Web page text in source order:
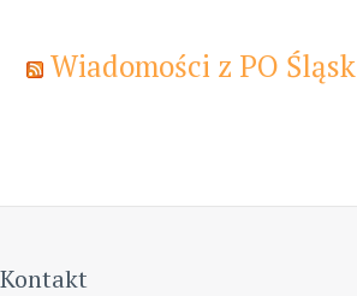
Wiadomości z PO Śląsk
Kontakt